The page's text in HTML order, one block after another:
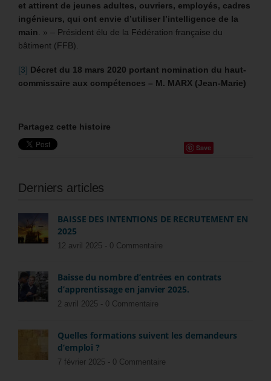
et attirent de jeunes adultes, ouvriers, employés, cadres
ingénieurs, qui ont envie d’utiliser l’intelligence de la
main. » – Président élu de la Fédération française du
bâtiment (FFB).
[3] Décret du 18 mars 2020 portant nomination du haut-
commissaire aux compétences – M. MARX (Jean-Marie)
Partagez cette histoire
Save
Derniers articles
BAISSE DES INTENTIONS DE RECRUTEMENT EN
2025
12 avril 2025 - 0 Commentaire
Baisse du nombre d’entrées en contrats
d’apprentissage en janvier 2025.
2 avril 2025 - 0 Commentaire
Quelles formations suivent les demandeurs
d’emploi ?
7 février 2025 - 0 Commentaire